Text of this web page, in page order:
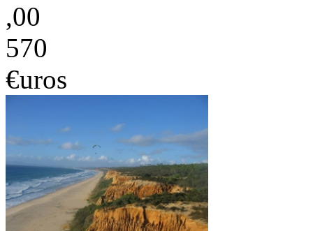
,00
570
€uros